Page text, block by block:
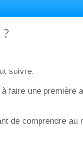
suivre.
faire une première
de comprendre au